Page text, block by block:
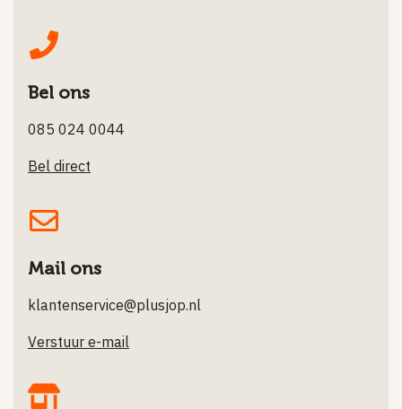
Bel ons
085 024 0044
Bel direct
Mail ons
klantenservice@plusjop.nl
Verstuur e-mail